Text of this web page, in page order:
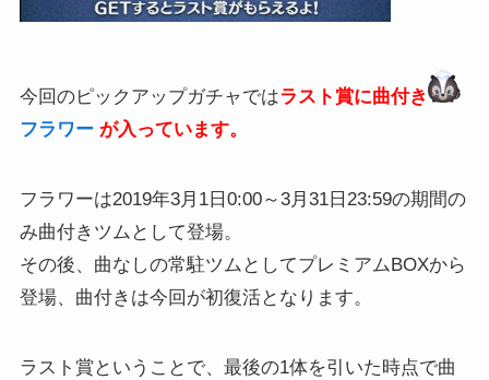
今回のピックアップガチャではラスト賞に曲付き
フラワー が入っています。
フラワーは2019年3月1日0:00～3月31日23:59の期間の
み曲付きツムとして登場。
その後、曲なしの常駐ツムとしてプレミアムBOXから
登場、曲付きは今回が初復活となります。
ラスト賞ということで、最後の1体を引いた時点で曲